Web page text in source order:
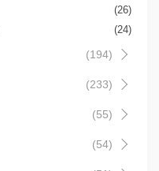
(26)
(24)
(194)
(233)
(55)
(54)